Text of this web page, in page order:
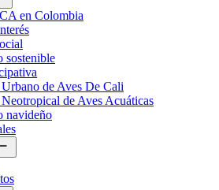
el
menúen Colombia
sostenible
de Aves De Cali
de Aves Acuáticas
navideño
el